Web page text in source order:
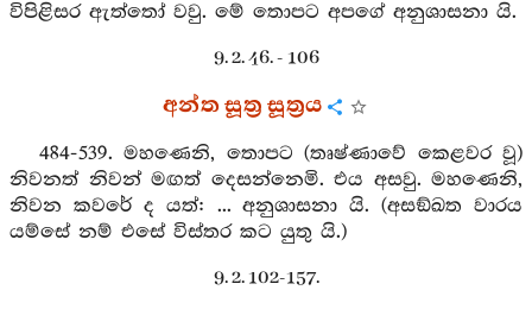
විපිළිසර ඇත්තෝ වවු. මේ තොපට අපගේ අනුශාසනා යි.
9. 2. 46. - 106
අන්ත සූත්‍ර සූත්‍රය
484-539. මහණෙනි, තොපට (තෘෂ්ණාවේ කෙළවර වූ)
නිවනත් නිවන් මඟත් දෙසන්නෙමි. එය අසවු. මහණෙනි,
නිවන කවරේ ද යත්: ... අනුශාසනා යි. (අසඞ්ඛත වාරය
යම්සේ නම් එසේ විස්තර කට යුතු යි.)
9. 2. 102-157.